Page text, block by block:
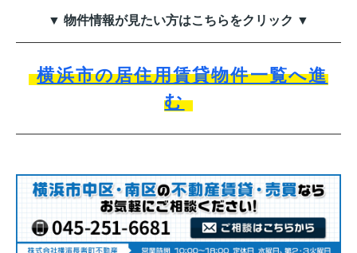
▼ 物件情報が見たい方はこちらをクリック ▼
横浜市の居住用賃貸物件一覧へ進
む